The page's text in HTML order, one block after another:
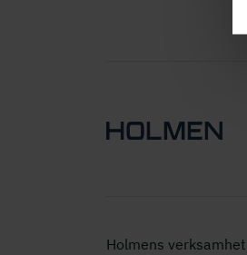
Holmens